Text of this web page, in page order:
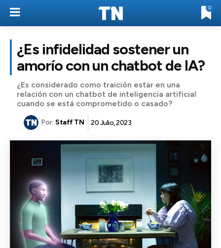
0
¿Es infidelidad sostener un
amorío con un chatbot de IA?
¿Es considerado como traición estar en una
relación con un chatbot de inteligencia artificial
cuando se está comprometido o casado?
Por: Staff TN 20 Julio, 2023